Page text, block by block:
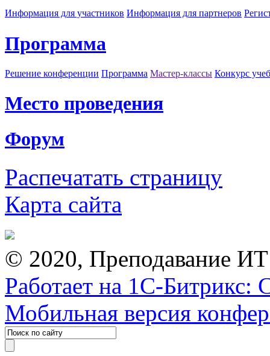
Информация для участников Информация для партнеров
Программа
Решение конференции Программа Мастер-классы Конкурс
Место проведения
Форум
Распечатать страницу
Карта сайта
© 2020, Преподавание
Работает на 1С-Битрикс:
Мобильная версия